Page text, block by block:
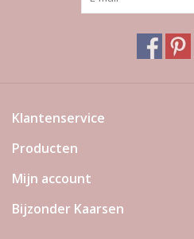
Klantenservice
Producten
Mijn account
Bijzonder Kaarsen